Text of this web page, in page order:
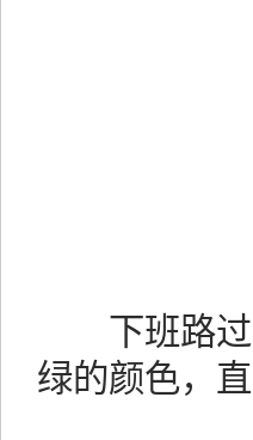
下班路过
绿的颜色，